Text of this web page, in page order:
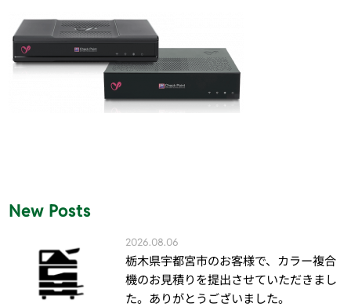
New Posts
2026.08.06
栃木県宇都宮市のお客様で、カラー複合
機のお見積りを提出させていただきまし
た。ありがとうございました。